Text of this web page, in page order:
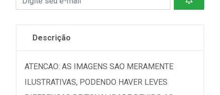
Descrição
ATENCAO: AS IMAGENS SAO MERAMENTE
ILUSTRATIVAS, PODENDO HAVER LEVES